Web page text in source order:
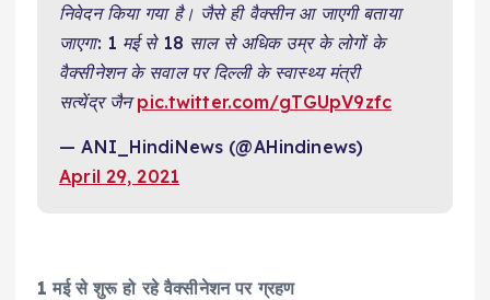
निवेदन किया गया है। जैसे ही वैक्सीन आ जाएगी बताया
जाएगा: 1 मई से 18 साल से अधिक उम्र के लोगों के
वैक्सीनेशन के सवाल पर दिल्ली के स्वास्थ्य मंत्री
सत्येंद्र जैनpic.twitter.com/gTGUpV9zfc
— ANI_HindiNews (@AHindinews)
April 29, 2021
1 मई से शुरू हो रहे वैक्सीनेशन पर ग्रहण